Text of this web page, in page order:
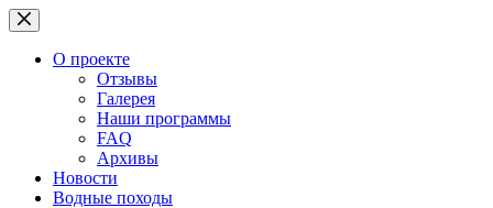
Перейти
к
сути
О проекте
Отзывы
Галерея
Наши программы
FAQ
Архивы
Новости
Водные походы